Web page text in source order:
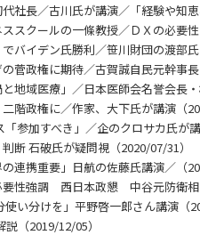
社長／古川氏が講演／「経験や知
スクールの一條教授／ＤＸの必要
バイデン氏勝利／笹川財団の渡部
菅政権に期待／古賀誠自民元幹事
地域医療」／日本医師会名誉会長
階政権に／作家、大下氏が講演（
「参加すべき」／企のクロサカ氏が
断 石破氏が疑問視（2020/07/31）
連携重要」日航の佐藤氏講演／（
要性強調 西日本政懇 中谷元防衛
使い分けを」平野啓一郎さん講演（
（2019/12/05）